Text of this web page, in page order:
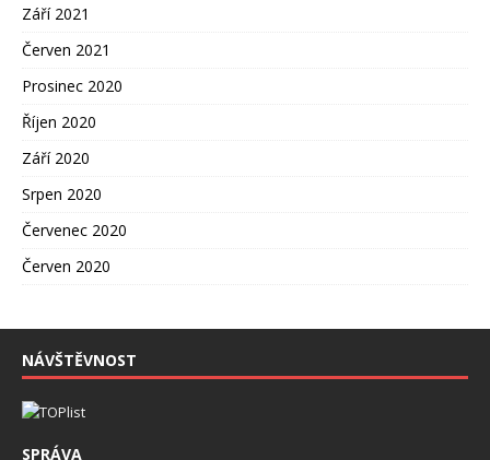
Září 2021
Červen 2021
Prosinec 2020
Říjen 2020
Září 2020
Srpen 2020
Červenec 2020
Červen 2020
NÁVŠTĚVNOST
SPRÁVA